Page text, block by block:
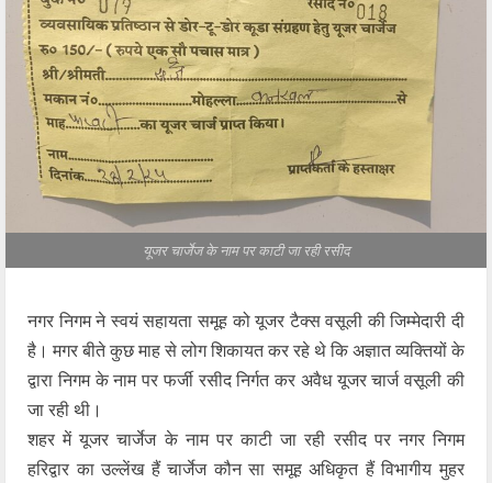
यूजर चार्जेज के नाम पर काटी जा रही रसीद
नगर निगम ने स्वयं सहायता समूह को यूजर टैक्स वसूली की जिम्मेदारी दी
है। मगर बीते कुछ माह से लोग शिकायत कर रहे थे कि अज्ञात व्यक्तियों के
द्वारा निगम के नाम पर फर्जी रसीद निर्गत कर अवैध यूजर चार्ज वसूली की
जा रही थी।
शहर में यूजर चार्जेज के नाम पर काटी जा रही रसीद पर नगर निगम
हरिद्वार का उल्लेंख हैं चार्जेज कौन सा समूह अधिकृत हैं विभागीय मुहर